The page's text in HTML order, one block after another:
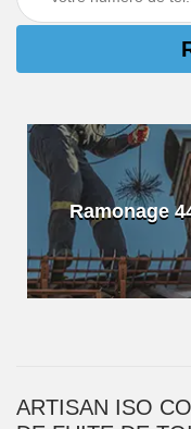
Ramonage
ARTISAN ISO